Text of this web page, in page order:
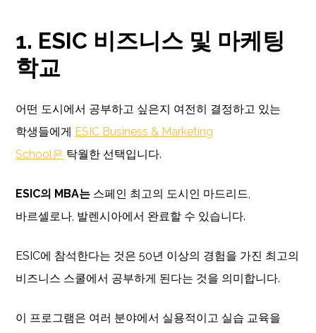
1. ESIC 비즈니스 및 마케팅
학교
어떤 도시에서 공부하고 싶은지 여전히 결정하고 있는
학생들에게
ESIC Business & Marketing
School은 탁월한 선택입니다.
ESIC의 MBA는 스페인 최고의 도시인 마드리드,
바르셀로나, 발렌시아에서 완료할 수 있습니다.
ESIC에 참석한다는 것은 50년 이상의 경험을 가진 최고의
비즈니스 스쿨에서 공부하게 된다는 것을 의미합니다.
이 프로그램은 여러 분야에서 실용적이고 실습 교육을